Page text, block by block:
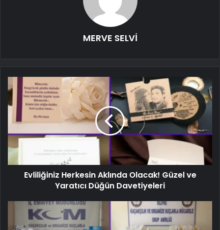
MERVE SELVİ
Evliliğiniz Herkesin Aklında Olacak! Güzel ve
Yaratıcı Düğün Davetiyeleri